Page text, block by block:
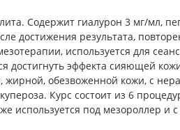
Содержит гиалурон 3 мг/мл,
достижения результата,
используется для
достигнуть эффекта сияющей
обезвоженной кожи, с
Курс состоит из 6
используется под мезороллер